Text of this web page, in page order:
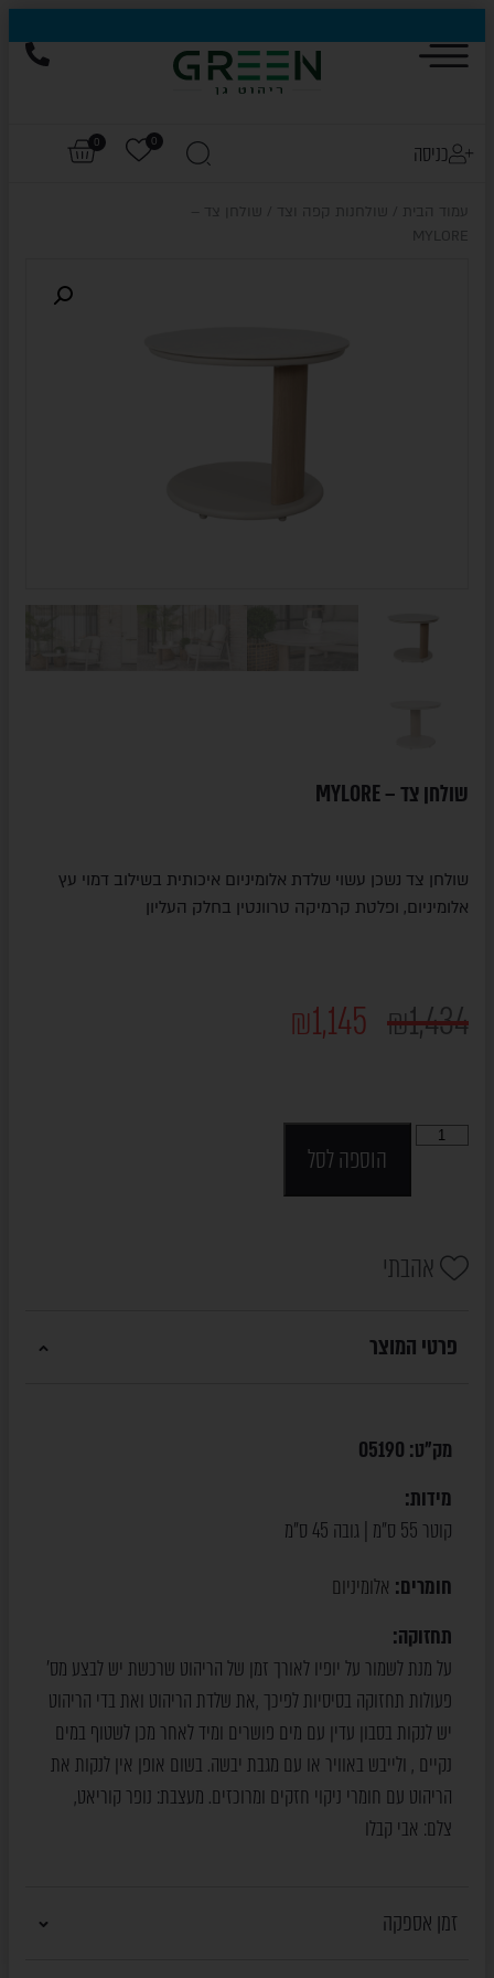
הייגולד- המותג שכבש את עולם החוץ, עכשיו בהנחות של עד 50%
כניסה 0
0
עמוד הבית שולחנות קפה וצד
/ שולחן צד –
MYLORE
שולחן צד – MYLORE
שולחן צד נשכן עשוי שלדת אלומיניום איכותית בשילוב דמוי עץ
אלומיניום, ופלטת קרמיקה טרוונטין בחלק העליון
₪1,434
₪1,145
הוספה לסל
אהבתי
פרטי המוצר
מק"ט: 05190
מידות:
קוטר 55 ס"מ | גובה 45 ס"מ
חומרים: אלומיניום
תחזוקה:
על מנת לשמור על יופיו לאורך זמן של הריהוט שרכשת יש לבצע מס’
פעולות תחזוקה בסיסיות לפיכך ,את שלדת הריהוט ואת בדי הריהוט
יש לנקות בסבון עדין עם מים פושרים ומיד לאחר מכן לשטוף במים
נקיים , ולייבש באוויר או עם מגבת יבשה. בשום אופן אין לנקות את
הריהוט עם חומרי ניקוי חזקים ומרוכזים. מעצבת: נופר קוריאט,
צלם: אבי קבלו
זמן אספקה